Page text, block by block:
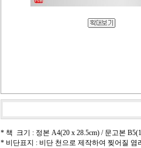
* 책 크기 : 정본 A4(20 x 28.5cm) / 문고본
* 비단표지 : 비단 천으로 제작하여 찢어질